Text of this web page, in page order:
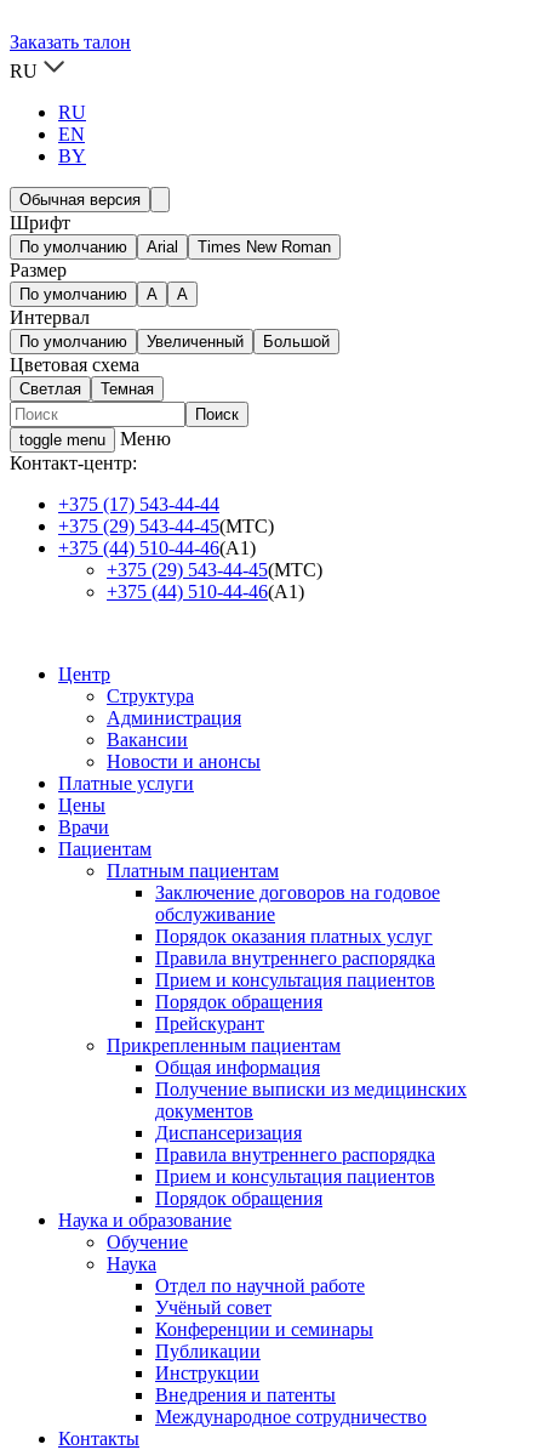
Заказать талон
RU
RU
EN
BY
Обычная версия
Шрифт
По умолчанию Arial Times New Roman
Размер
По умолчанию A A
Интервал
По умолчанию Увеличенный Большой
Цветовая схема
Светлая Темная
toggle menu
Меню
Контакт-центр:
+375 (17) 543-44-44
+375 (29) 543-44-45(МТС)
+375 (44) 510-44-46(А1)
+375 (29) 543-44-45(МТС)
+375 (44) 510-44-46(А1)
Центр
Структура
Администрация
Вакансии
Новости и анонсы
Платные услуги
Цены
Врачи
Пациентам
Платным пациентам
Заключение договоров на годовое
обслуживание
Порядок оказания платных услуг
Правила внутреннего распорядка
Прием и консультация пациентов
Порядок обращения
Прейскурант
Прикрепленным пациентам
Общая информация
Получение выписки из медицинских
документов
Диспансеризация
Правила внутреннего распорядка
Прием и консультация пациентов
Порядок обращения
Наука и образование
Обучение
Наука
Отдел по научной работе
Учёный совет
Конференции и семинары
Публикации
Инструкции
Внедрения и патенты
Международное сотрудничество
Контакты